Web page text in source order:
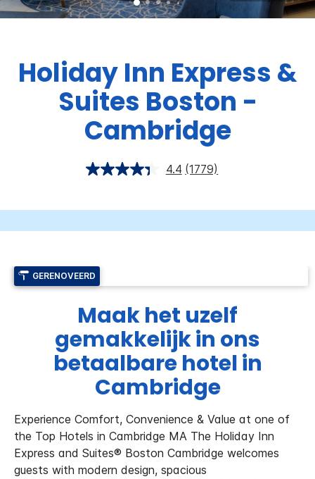
Holiday Inn Express &
Suites Boston -
Cambridge
4.4 (1779)
GERENOVEERD
Maak het uzelf
gemakkelijk in ons
betaalbare hotel in
Cambridge
Experience Comfort, Convenience & Value at one of
the Top Hotels in Cambridge MA The Holiday Inn
Express and Suites® Boston Cambridge welcomes
guests with modern design, spacious